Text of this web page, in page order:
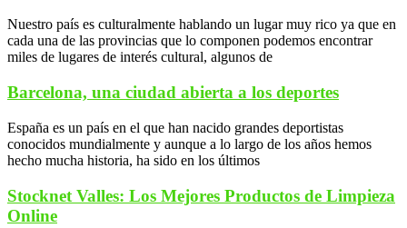
Nuestro país es culturalmente hablando un lugar muy rico ya que en
cada una de las provincias que lo componen podemos encontrar
miles de lugares de interés cultural, algunos de
Barcelona, una ciudad abierta a los deportes
España es un país en el que han nacido grandes deportistas
conocidos mundialmente y aunque a lo largo de los años hemos
hecho mucha historia, ha sido en los últimos
Stocknet Valles: Los Mejores Productos de Limpieza
Online